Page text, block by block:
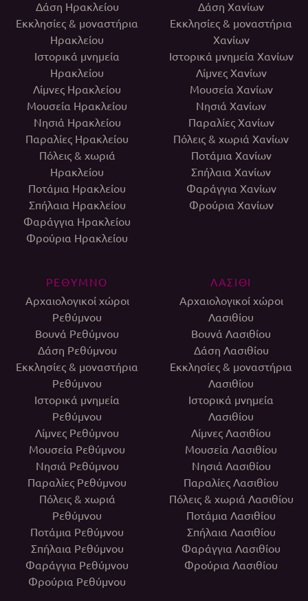
Δάση Ηρακλείου
Εκκλησίες & μοναστήρια
Ηρακλείου
Ιστορικά μνημεία
Ηρακλείου
Λίμνες Ηρακλείου
Μουσεία Ηρακλείου
Νησιά Ηρακλείου
Παραλίες Ηρακλείου
Πόλεις & χωριά
Ηρακλείου
Ποτάμια Ηρακλείου
Σπήλαια Ηρακλείου
Φαράγγια Ηρακλείου
Φρούρια Ηρακλείου
Δάση Χανίων
Εκκλησίες & μοναστήρια
Χανίων
Ιστορικά μνημεία Χανίων
Λίμνες Χανίων
Μουσεία Χανίων
Νησιά Χανίων
Παραλίες Χανίων
Πόλεις & χωριά Χανίων
Ποτάμια Χανίων
Σπήλαια Χανίων
Φαράγγια Χανίων
Φρούρια Χανίων
ΡΕΘΥΜΝΟ
Αρχαιολογικοί χώροι
Ρεθύμνου
Βουνά Ρεθύμνου
Δάση Ρεθύμνου
Εκκλησίες & μοναστήρια
Ρεθύμνου
Ιστορικά μνημεία
Ρεθύμνου
Λίμνες Ρεθύμνου
Μουσεία Ρεθύμνου
Νησιά Ρεθύμνου
Παραλίες Ρεθύμνου
Πόλεις & χωριά
Ρεθύμνου
Ποτάμια Ρεθύμνου
Σπήλαια Ρεθύμνου
Φαράγγια Ρεθύμνου
Φρούρια Ρεθύμνου
ΛΑΣΙΘΙ
Αρχαιολογικοί χώροι
Λασιθίου
Βουνά Λασιθίου
Δάση Λασιθίου
Εκκλησίες & μοναστήρια
Λασιθίου
Ιστορικά μνημεία
Λασιθίου
Λίμνες Λασιθίου
Μουσεία Λασιθίου
Νησιά Λασιθίου
Παραλίες Λασιθίου
Πόλεις & χωριά Λασιθίου
Ποτάμια Λασιθίου
Σπήλαια Λασιθίου
Φαράγγια Λασιθίου
Φρούρια Λασιθίου